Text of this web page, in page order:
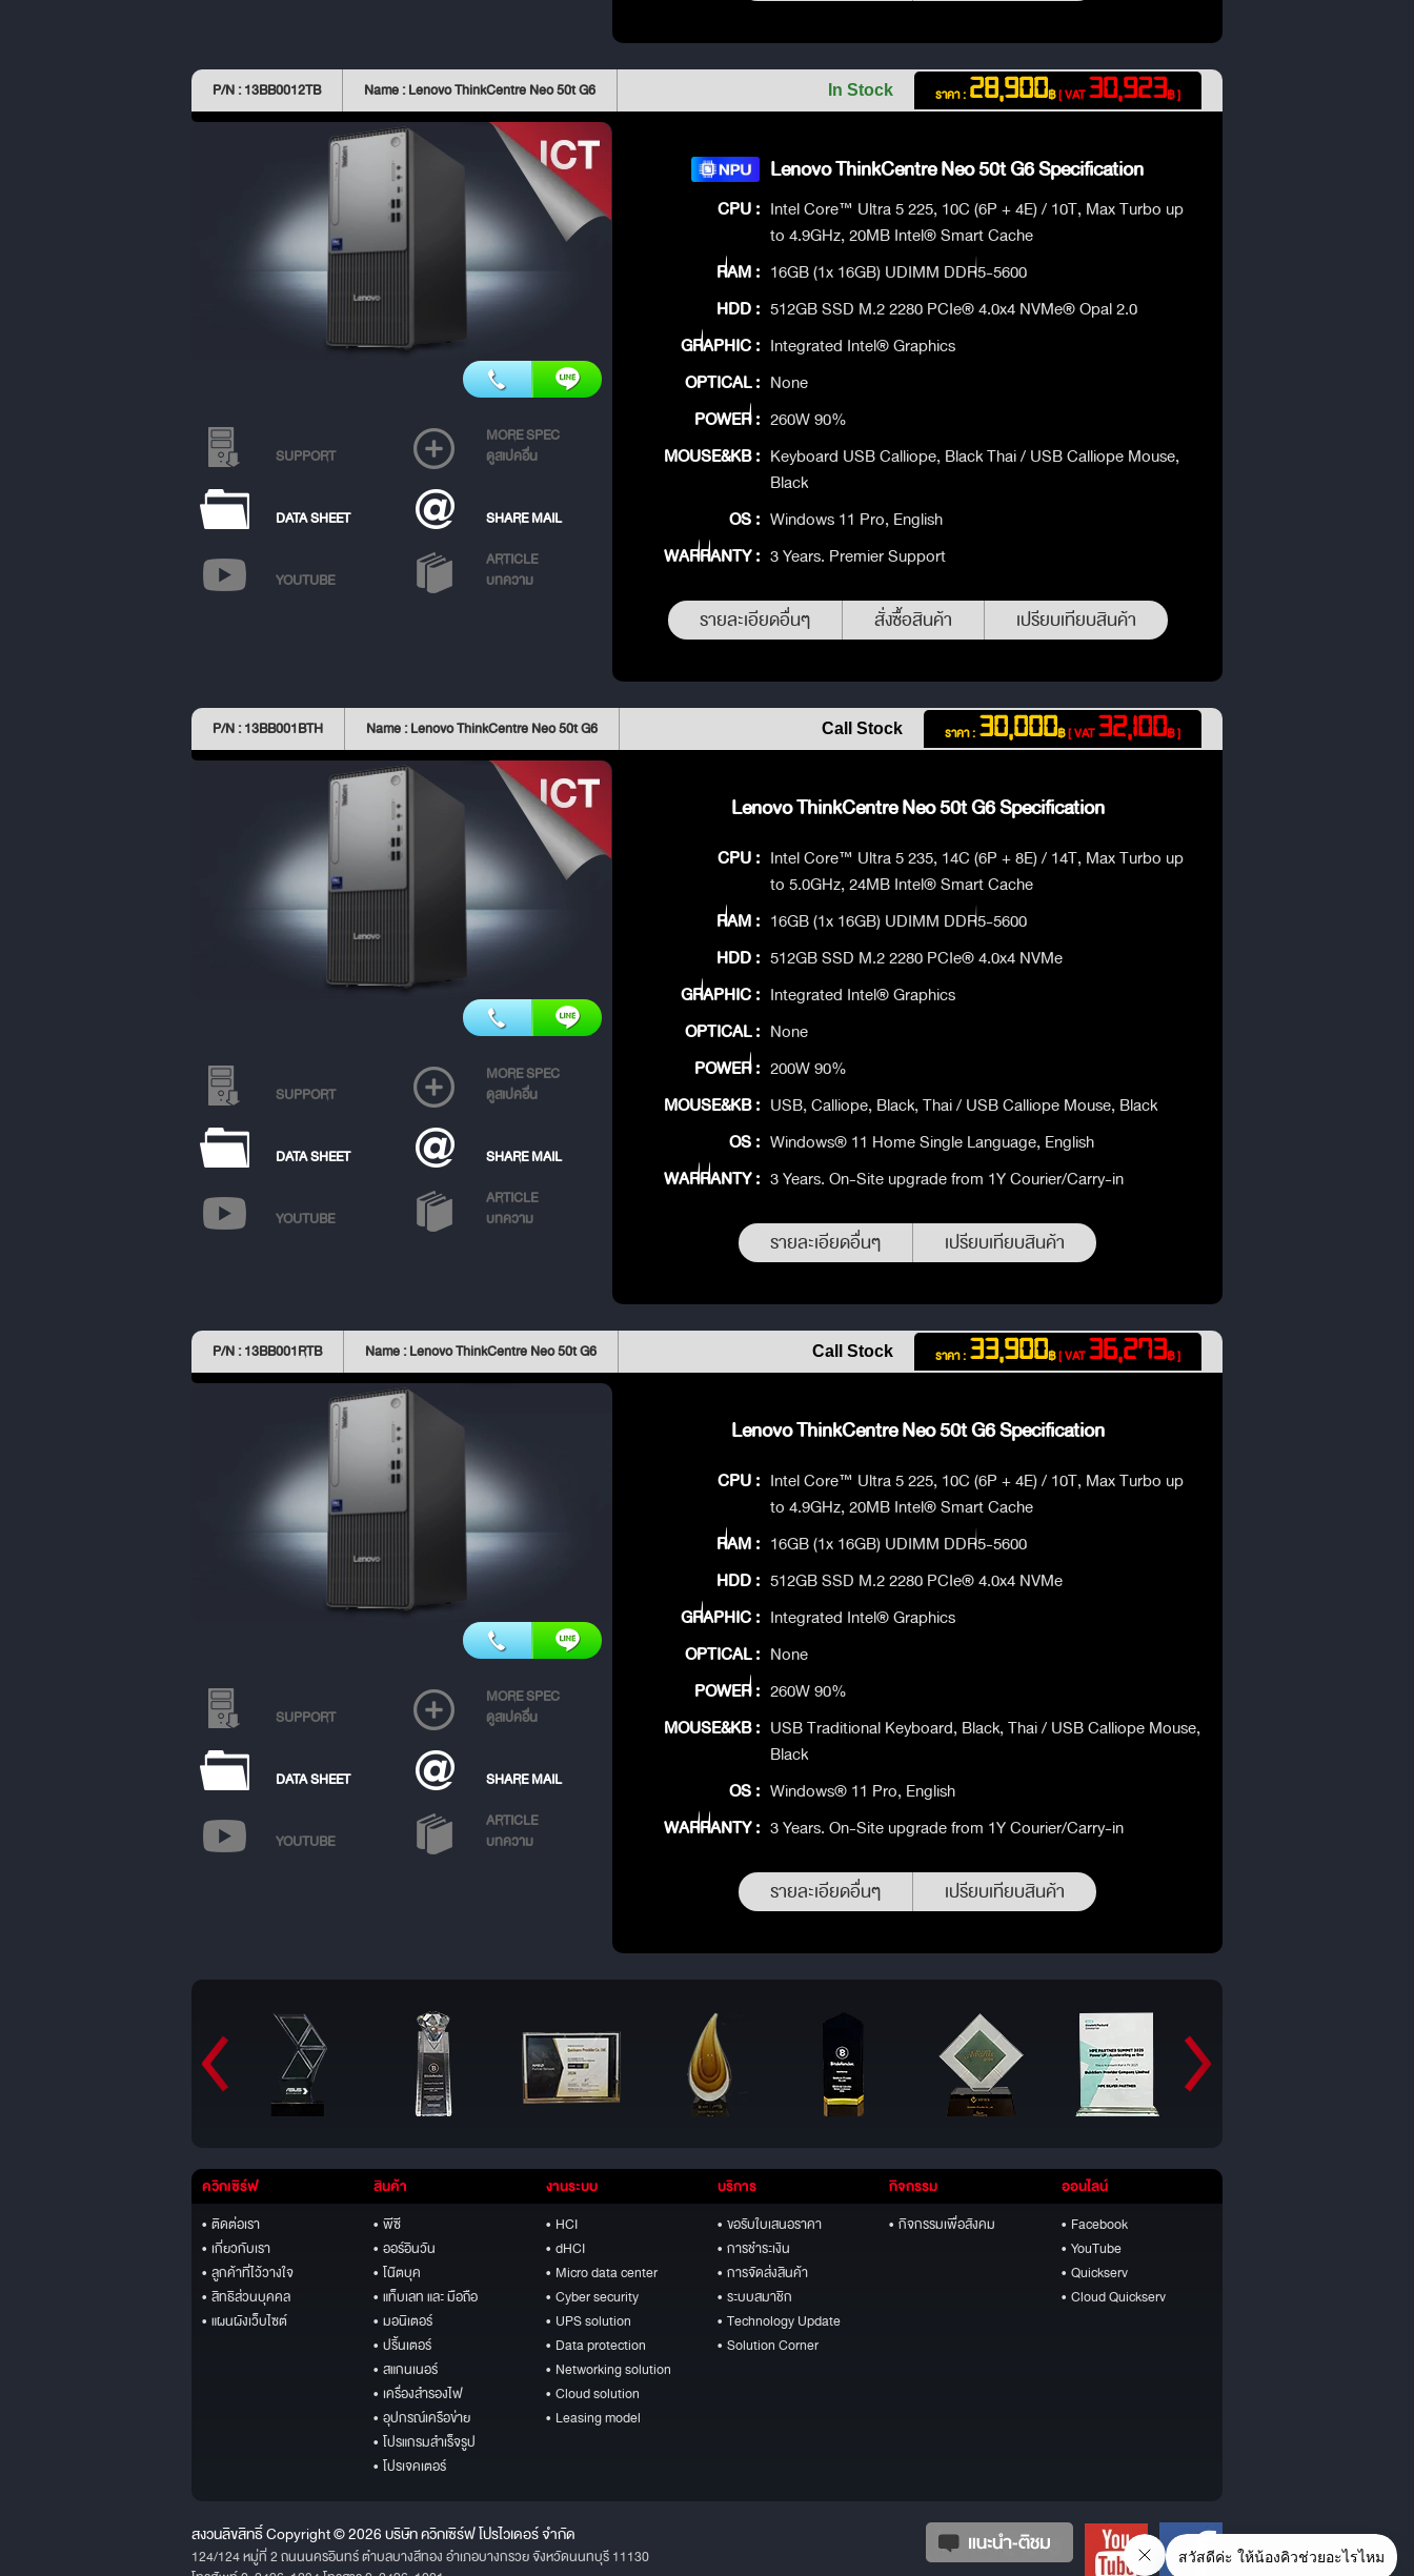
P/N : 13BB0012TB Name : Lenovo ThinkCentre Neo 50t G6 ราคา : 28,900฿[ VAT30,923฿ ]
In Stock
SUPPORT
MORE SPEC
ดูสเปคอื่น
DATA SHEET SHARE MAIL
YOUTUBE
ARTICLE
บทความ
Lenovo ThinkCentre Neo 50t G6 Specification
CPU : Intel Core™ Ultra 5 225, 10C (6P + 4E) / 10T, Max Turbo up
to 4.9GHz, 20MB Intel® Smart Cache
RAM : 16GB (1x 16GB) UDIMM DDR5-5600
HDD : 512GB SSD M.2 2280 PCIe® 4.0x4 NVMe® Opal 2.0
GRAPHIC : Integrated Intel® Graphics
OPTICAL : None
POWER : 260W 90%
MOUSE&KB : Keyboard USB Calliope, Black Thai / USB Calliope Mouse,
Black
OS : Windows 11 Pro, English
WARRANTY : 3 Years. Premier Support
รายละเอียดอื่นๆ สั่งซื้อสินค้า เปรียบเทียบสินค้า
P/N : 13BB001BTH Name : Lenovo ThinkCentre Neo 50t G6 ราคา : 30,000฿[ VAT32,100฿ ]
Call Stock
SUPPORT
MORE SPEC
ดูสเปคอื่น
DATA SHEET SHARE MAIL
YOUTUBE
ARTICLE
บทความ
Lenovo ThinkCentre Neo 50t G6 Specification
CPU : Intel Core™ Ultra 5 235, 14C (6P + 8E) / 14T, Max Turbo up
to 5.0GHz, 24MB Intel® Smart Cache
RAM : 16GB (1x 16GB) UDIMM DDR5-5600
HDD : 512GB SSD M.2 2280 PCIe® 4.0x4 NVMe
GRAPHIC : Integrated Intel® Graphics
OPTICAL : None
POWER : 200W 90%
MOUSE&KB : USB, Calliope, Black, Thai / USB Calliope Mouse, Black
OS : Windows® 11 Home Single Language, English
WARRANTY : 3 Years. On-Site upgrade from 1Y Courier/Carry-in
รายละเอียดอื่นๆ เปรียบเทียบสินค้า
P/N : 13BB001RTB Name : Lenovo ThinkCentre Neo 50t G6 ราคา : 33,900฿[ VAT36,273฿ ]
Call Stock
SUPPORT
MORE SPEC
ดูสเปคอื่น
DATA SHEET SHARE MAIL
YOUTUBE
ARTICLE
บทความ
Lenovo ThinkCentre Neo 50t G6 Specification
CPU : Intel Core™ Ultra 5 225, 10C (6P + 4E) / 10T, Max Turbo up
to 4.9GHz, 20MB Intel® Smart Cache
RAM : 16GB (1x 16GB) UDIMM DDR5-5600
HDD : 512GB SSD M.2 2280 PCIe® 4.0x4 NVMe
GRAPHIC : Integrated Intel® Graphics
OPTICAL : None
POWER : 260W 90%
MOUSE&KB : USB Traditional Keyboard, Black, Thai / USB Calliope Mouse,
Black
OS : Windows® 11 Pro, English
WARRANTY : 3 Years. On-Site upgrade from 1Y Courier/Carry-in
รายละเอียดอื่นๆ เปรียบเทียบสินค้า
ควิกเซิร์ฟ
• ติดต่อเรา
• เกี่ยวกับเรา
• ลูกค้าที่ไว้วางใจ
• สิทธิส่วนบุคคล
• แผนผังเว็บไซต์
สินค้า
• พีซี
• ออร์อินวัน
• โน๊ตบุค
• แท็บเลท และ มือถือ
• มอนิเตอร์
• ปริ้นเตอร์
• สแกนเนอร์
• เครื่องสำรองไฟ
• อุปกรณ์เครือข่าย
• โปรแกรมสำเร็จรูป
• โปรเจคเตอร์
งานระบบ
• HCI
• dHCI
• Micro data center
• Cyber security
• UPS solution
• Data protection
• Networking solution
• Cloud solution
• Leasing model
บริการ
• ขอรับใบเสนอราคา
• การชำระเงิน
• การจัดส่งสินค้า
• ระบบสมาชิก
• Technology Update
• Solution Corner
กิจกรรม
• กิจกรรมเพื่อสังคม
ออนไลน์
• Facebook
• YouTube
• Quickserv
• Cloud Quickserv
สงวนลิขสิทธิ์ Copyright © 2026 บริษัท ควิกเซิร์ฟ โปรไวเดอร์ จำกัด
124/124 หมู่ที่ 2 ถนนนครอินทร์ ตำบลบางสีทอง อำเภอบางกรวย จังหวัดนนทบุรี 11130